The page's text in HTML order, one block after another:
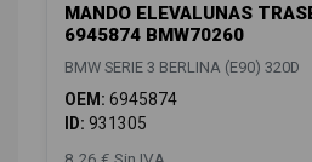
MANDO ELEVALUNAS
6945874 BMW70260
BMW SERIE 3 BERLINA (E90) 320D
OEM: 6945874
ID: 931305
8,26 € Sin IVA